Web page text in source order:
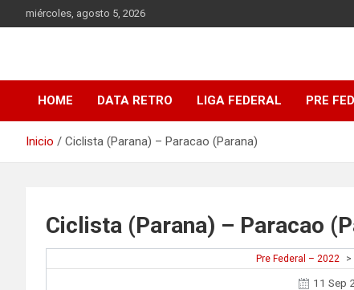
al
miércoles, agosto 5, 2026
DATA Basquet
HOME DATA RETRO LIGA FEDERAL PRE
Inicio Ciclista (Parana) – Paracao (Parana)
Ciclista (Parana) – Paracao
Pre Federal – 2022 >
11 Sep